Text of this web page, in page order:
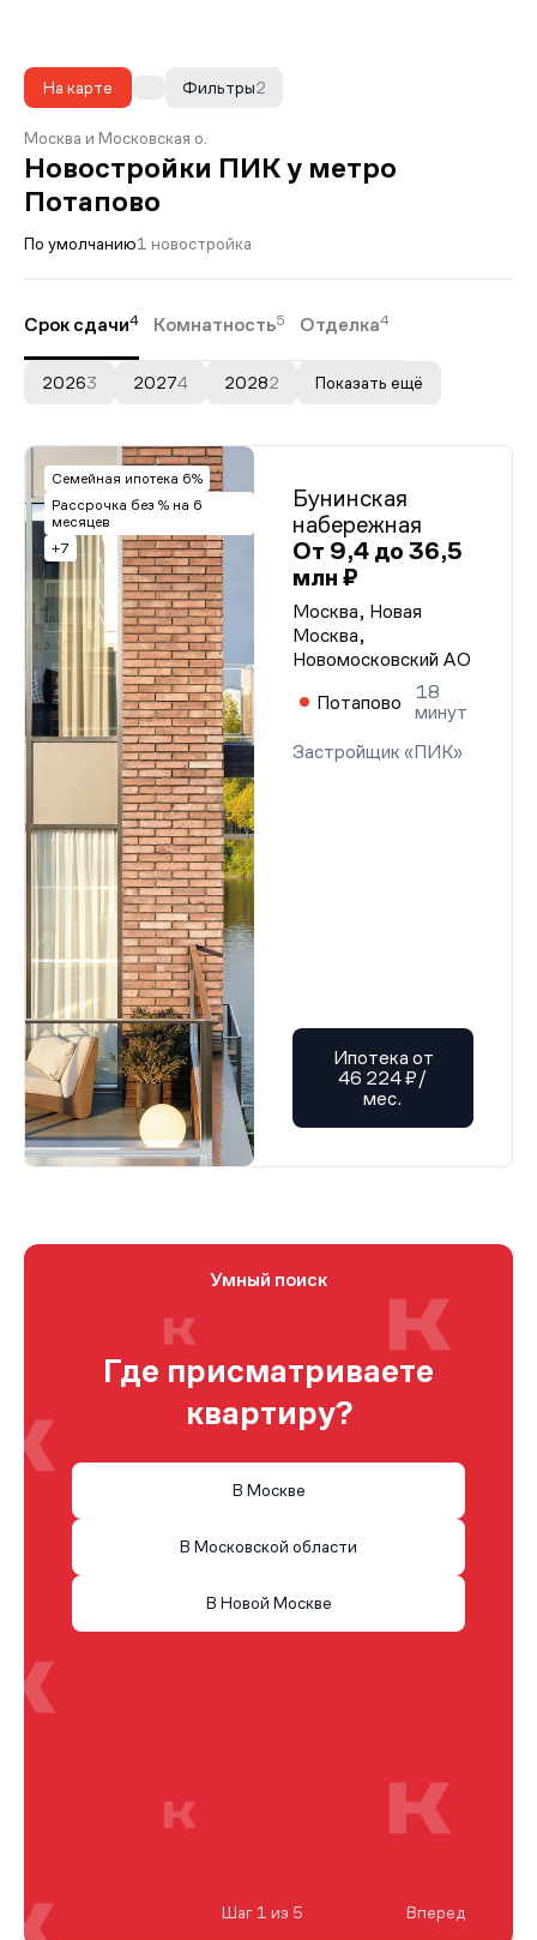
На карте 2
Фильтры
Москва и Московская о.
Новостройки ПИК у метро
Потапово
По умолчанию1 новостройка
Срок сдачи4 Комнатность5 Отделка4
20263 20274 20282 Показать ещё
Семейная ипотека 6%
Рассрочка без % на 6
месяцев
+7
Бунинская
набережная
От 9,4 до 36,5
млн ₽
Москва, Новая
Москва,
Новомосковский АО
Потапово
18
минут
Застройщик «ПИК»
Ипотека от
46 224 ₽/
мес.
Умный поиск
Где присматриваете
квартиру?
В Москве
В Московской области
В Новой Москве
Шаг 1 из 5 Вперед